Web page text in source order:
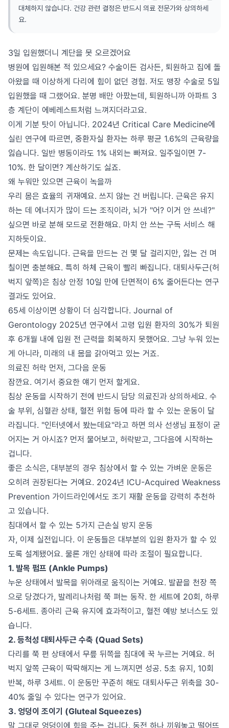
대체하지 않습니다. 건강 관련 결정은 반드시 의료 전문가와 상의하세
요.
3일 입원했더니 계단을 못 오르겠어요
병원에 입원해본 적 있으세요? 수술이든 검사든, 퇴원하고 집에 돌
아왔을 때 이상하게 다리에 힘이 없던 경험. 저도 맹장 수술로 5일
입원했을 때 그랬어요. 분명 배만 아팠는데, 퇴원하니까 아파트 3
층 계단이 에베레스트처럼 느껴지더라고요.
이게 기분 탓이 아닙니다. 2024년 Critical Care Medicine에
실린 연구에 따르면, 중환자실 환자는 하루 평균 1.6%의 근육량을
잃습니다. 일반 병동이라도 1% 내외는 빠져요. 일주일이면 7-
10%. 한 달이면? 계산하기도 싫죠.
왜 누워만 있으면 근육이 녹을까
우리 몸은 효율의 귀재예요. 쓰지 않는 건 버립니다. 근육은 유지
하는 데 에너지가 많이 드는 조직이라, 뇌가 "어? 이거 안 쓰네?"
싶으면 바로 분해 모드로 전환해요. 마치 안 쓰는 구독 서비스 해
지하듯이요.
문제는 속도입니다. 근육을 만드는 건 몇 달 걸리지만, 잃는 건 며
칠이면 충분해요. 특히 하체 근육이 빨리 빠집니다. 대퇴사두근(허
벅지 앞쪽)은 침상 안정 10일 만에 단면적이 6% 줄어든다는 연구
결과도 있어요.
65세 이상이면 상황이 더 심각합니다. Journal of
Gerontology 2025년 연구에서 고령 입원 환자의 30%가 퇴원
후 6개월 내에 입원 전 근력을 회복하지 못했어요. 그냥 누워 있는
게 아니라, 미래의 내 몸을 갉아먹고 있는 거죠.
의료진 허락 먼저, 그다음 운동
잠깐요. 여기서 중요한 얘기 먼저 할게요.
침상 운동을 시작하기 전에 반드시 담당 의료진과 상의하세요. 수
술 부위, 심혈관 상태, 혈전 위험 등에 따라 할 수 있는 운동이 달
라집니다. "인터넷에서 봤는데요"라고 하면 의사 선생님 표정이 굳
어지는 거 아시죠? 먼저 물어보고, 허락받고, 그다음에 시작하는
겁니다.
좋은 소식은, 대부분의 경우 침상에서 할 수 있는 가벼운 운동은
오히려 권장된다는 거예요. 2024년 ICU-Acquired Weakness
Prevention 가이드라인에서도 조기 재활 운동을 강력히 추천하
고 있습니다.
침대에서 할 수 있는 5가지 근손실 방지 운동
자, 이제 실전입니다. 이 운동들은 대부분의 입원 환자가 할 수 있
도록 설계됐어요. 물론 개인 상태에 따라 조절이 필요합니다.
1. 발목 펌프 (Ankle Pumps)
누운 상태에서 발목을 위아래로 움직이는 거예요. 발끝을 천장 쪽
으로 당겼다가, 발레리나처럼 쭉 펴는 동작. 한 세트에 20회, 하루
5-6세트. 종아리 근육 유지에 효과적이고, 혈전 예방 보너스도 있
습니다.
2. 등척성 대퇴사두근 수축 (Quad Sets)
다리를 쭉 편 상태에서 무릎 뒤쪽을 침대에 꾹 누르는 거예요. 허
벅지 앞쪽 근육이 딱딱해지는 게 느껴지면 성공. 5초 유지, 10회
반복, 하루 3세트. 이 운동만 꾸준히 해도 대퇴사두근 위축을 30-
40% 줄일 수 있다는 연구가 있어요.
3. 엉덩이 조이기 (Gluteal Squeezes)
말 그대로 엉덩이에 힘을 주는 겁니다. 동전 하나 끼워놓고 떨어뜨